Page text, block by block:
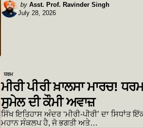
Posted
by
by Asst. Prof. Ravinder Singh
July 28, 2026
ਧਰਮ
ਮੀਰੀ ਪੀਰੀ ਖ਼ਾਲਸਾ ਮਾਰਚ!
ਸੁਮੇਲ ਦੀ ਕੌਮੀ ਅਵਾਜ਼
ਸਿੱਖ ਇਤਿਹਾਸ ਅੰਦਰ ‘ਮੀਰੀ-ਪੀਰੀ’ ਦਾ ਸਿਧਾਂਤ
ਮਹਾਨ ਸੰਕਲਪ ਹੈ, ਜੋ ਭਗਤੀ ਅਤੇ…